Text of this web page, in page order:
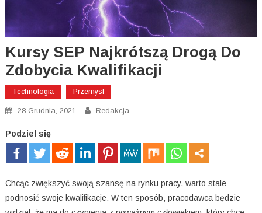
Kursy SEP Najkrótszą Drogą Do
Zdobycia Kwalifikacji
Technologia Przemysł
28 Grudnia, 2021 Redakcja
Podziel się
Chcąc zwiększyć swoją szansę na rynku pracy, warto stale
podnosić swoje kwalifikacje. W ten sposób, pracodawca będzie